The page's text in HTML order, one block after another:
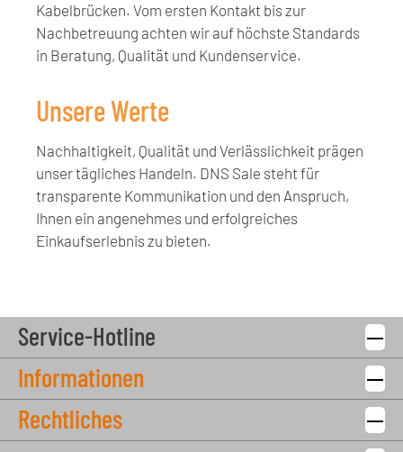
Kabelbrücken. Vom ersten Kontakt bis zur
Nachbetreuung achten wir auf höchste Standards
in Beratung, Qualität und Kundenservice.
Unsere Werte
Nachhaltigkeit, Qualität und Verlässlichkeit prägen
unser tägliches Handeln. DNS Sale steht für
transparente Kommunikation und den Anspruch,
Ihnen ein angenehmes und erfolgreiches
Einkaufserlebnis zu bieten.
Service-Hotline
Informationen
Rechtliches